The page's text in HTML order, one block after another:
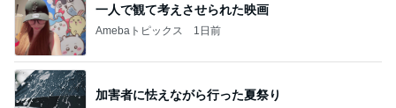
一人で観て考えさせられた映画
Amebaトピックス 1日前
加害者に怯えながら行った夏祭り